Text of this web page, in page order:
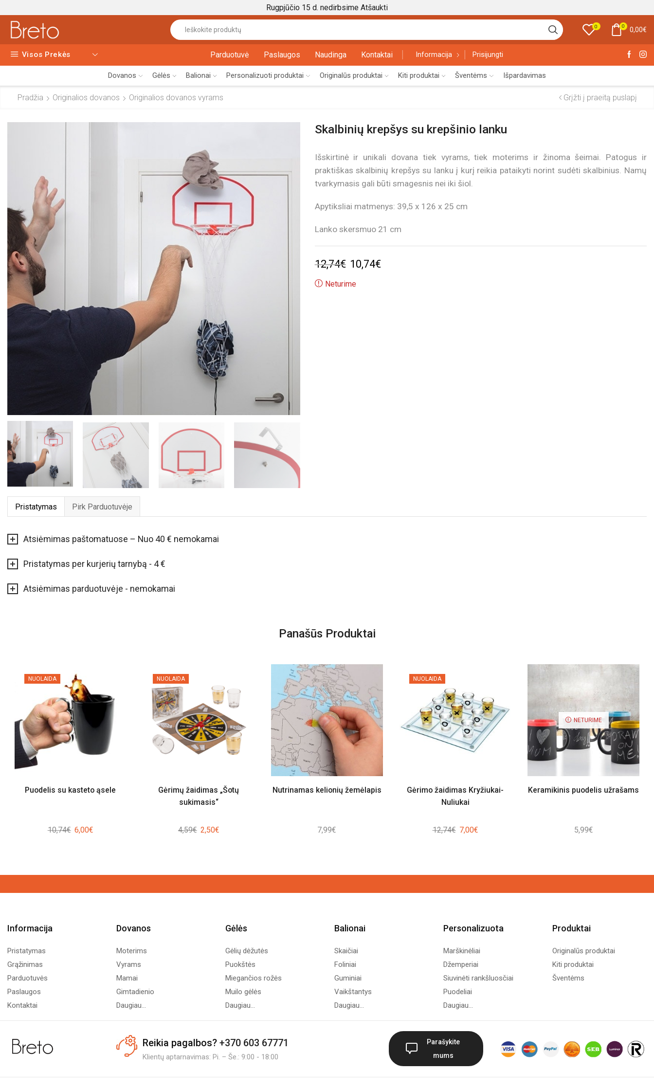
Rugpjūčio 15 d. nedirbsime Atšaukti
input
0 0 0,00€
Visos Prekės Parduotuvė Paslaugos Naudinga Kontaktai Informacija Prisijungti
Dovanos Gėlės Balionai Personalizuoti produktai Originalūs produktai Kiti produktai Šventėms Išpardavimas
Pradžia Originalios dovanos Originalios dovanos vyrams Grįžti į praeitą puslapį
Skalbinių krepšys su krepšinio lanku
Išskirtinė ir unikali dovana tiek vyrams, tiek moterims ir žinoma šeimai. Patogus ir
praktiškas skalbinių krepšys su lanku į kurį reikia pataikyti norint sudėti skalbinius. Namų
tvarkymasis gali būti smagesnis nei iki šiol.
Apytiksliai matmenys: 39,5 x 126 x 25 cm
Lanko skersmuo 21 cm
12,74€ Original
price
10,74€Current
Neturime
Pristatymas Pirk Parduotuvėje
Atsiėmimas paštomatuose – Nuo 40 € nemokamai
Pristatymas per kurjerių tarnybą - 4 €
Atsiėmimas parduotuvėje - nemokamai
Panašūs Produktai
NUOLAIDA
Puodelis su kasteto ąsele
10,74€ Original
6,00€Current
NUOLAIDA
Gėrimų žaidimas „Šotų
sukimasis“
4,59€ Original
2,50€Current
Nutrinamas kelionių žemėlapis
7,99€
NUOLAIDA
Gėrimo žaidimas Kryžiukai-
Nuliukai
12,74€ Original
7,00€Current
NETURIME
Keramikinis puodelis užrašams
5,99€
Informacija
Pristatymas
Grąžinimas
Parduotuvės
Paslaugos
Kontaktai
Dovanos
Moterims
Vyrams
Mamai
Gimtadienio
Daugiau...
Gėlės
Gėlių dėžutės
Puokštės
Miegančios rožės
Muilo gėlės
Daugiau...
Balionai
Skaičiai
Foliniai
Guminiai
Vaikštantys
Daugiau...
Personalizuota
Marškinėliai
Džemperiai
Siuvinėti rankšluosčiai
Puodeliai
Daugiau...
Produktai
Originalūs produktai
Kiti produktai
Šventėms
Reikia pagalbos? +370 603 67771
Klientų aptarnavimas: Pi. – Še.: 9:00 - 18:00
Parašykite
mums